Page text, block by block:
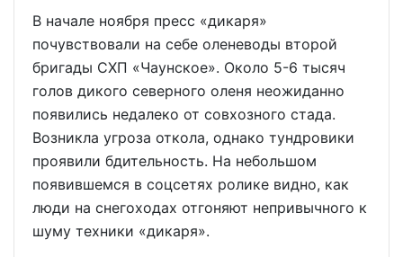
В начале ноября пресс «дикаря»
почувствовали на себе оленеводы второй
бригады СХП «Чаунское». Около 5-6 тысяч
голов дикого северного оленя неожиданно
появились недалеко от совхозного стада.
Возникла угроза откола, однако тундровики
проявили бдительность. На небольшом
появившемся в соцсетях ролике видно, как
люди на снегоходах отгоняют непривычного к
шуму техники «дикаря».